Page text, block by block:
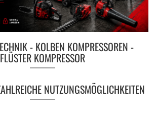
- KOLBEN KOMPRESSOREN -
FLÜSTER KOMPRESSOR
NUTZUNGSMÖGLICHKEITEN